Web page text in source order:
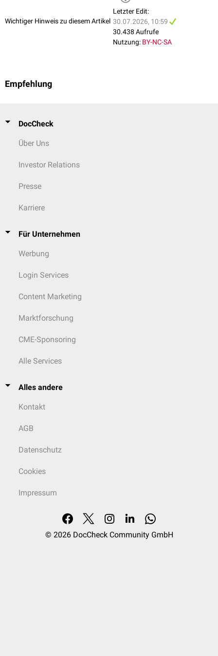
Wichtiger Hinweis zu diesem Artikel
Letzter Edit:
30.07.2026, 10:59
30.438 Aufrufe
Nutzung: BY-NC-SA
Empfehlung
DocCheck
Über Uns
Investor Relations
Presse
Karriere
Für Unternehmen
Werbung
Login Services
Content Marketing
Marktforschung
CME-Sponsoring
Alle Services
Alles andere
Kontakt
AGB
Datenschutz
Cookies
Impressum
© 2026 DocCheck Community GmbH